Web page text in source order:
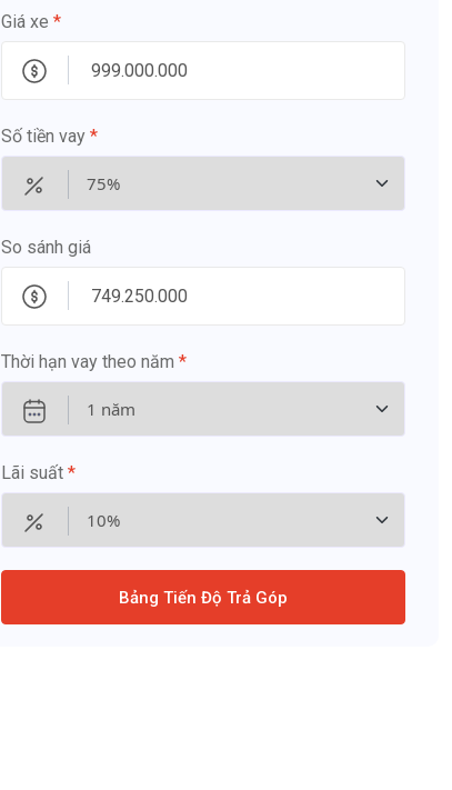
Giá xe *
Số tiền vay *
So sánh giá
Thời hạn vay theo năm *
Lãi suất *
Bảng Tiến Độ Trả Góp